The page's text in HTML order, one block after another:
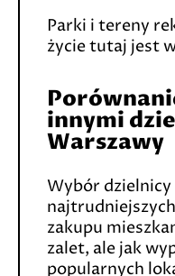
Parki i tereny
życie tutaj jest
innymi
Warszawy
Wybór
zakupu
zalet, ale jak
popularnych